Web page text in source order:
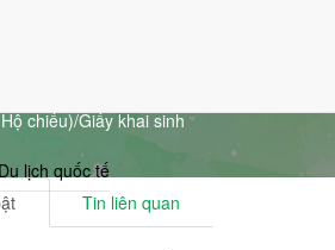
Du lịch quốc tế
chiếu)/Giấy khai sinh
Tin liên quan